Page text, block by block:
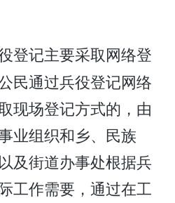
登记主要采取网络登
民通过兵役登记网络
现场登记方式的，由
业组织和乡、民族
及街道办事处根据兵
工作需要，通过在工